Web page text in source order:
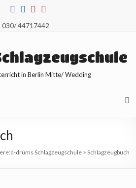
030/ 44717442
in Berlin Mitte/ Wedding
d-drums Schlagzeugschule> Schlagzeugbuch